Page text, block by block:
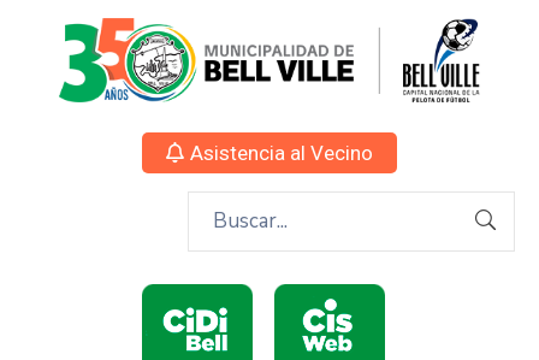
Asistencia al Vecino